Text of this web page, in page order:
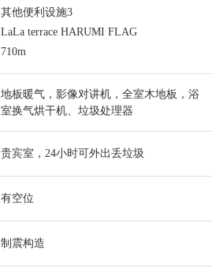
其他便利设施3
LaLa terrace HARUMI FLAG
710m
地板暖气，影像对讲机，全室木地板，浴
室换气烘干机、垃圾处理器
贵宾室，24小时可外出丢垃圾
有空位
制震构造